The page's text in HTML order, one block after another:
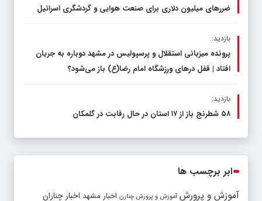
ضررهای میلیون دلاری برای صنعت هوایی و گردشگری اسرائیل
بازدید:
پرونده میزبانی استقلال و پرسپولیس در مشهد دوباره به جریان
افتاد | قفل در‌های ورزشگاه امام رضا(ع) باز می‌شود؟
بازدید:
۵۸ شطرنج‌ باز از ۱۷ استان در حال رقابت در گلمکان
ابر برچسب ها
آموزش و پرورش آموزش و پرورش چنارن اخبار مشهد اخبار چناران